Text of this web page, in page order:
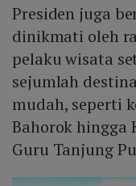
Presiden juga
dinikmati oleh
pelaku wisata
sejumlah
mudah, seperti
Bahorok hingga
Guru Tanjung